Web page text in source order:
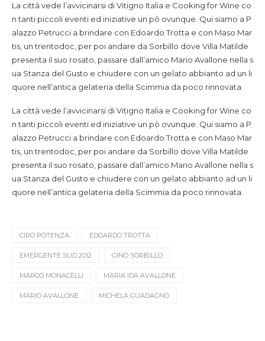
La città vede l’avvicinarsi di Vitigno Italia e Cooking for Wine co
n tanti piccoli eventi ed iniziative un pò ovunque. Qui siamo a P
alazzo Petrucci a brindare con Edoardo Trotta e con Maso Mar
tis, un trentodoc, per poi andare da Sorbillo dove Villa Matilde
presenta il suo rosato, passare dall’amico Mario Avallone nella s
ua Stanza del Gusto e chiudere con un gelato abbianto ad un li
quore nell’antica gelateria della Scimmia da poco rinnovata.
La città vede l’avvicinarsi di Vitigno Italia e Cooking for Wine co
n tanti piccoli eventi ed iniziative un pò ovunque. Qui siamo a P
alazzo Petrucci a brindare con Edoardo Trotta e con Maso Mar
tis, un trentodoc, per poi andare da Sorbillo dove Villa Matilde
presenta il suo rosato, passare dall’amico Mario Avallone nella s
ua Stanza del Gusto e chiudere con un gelato abbianto ad un li
quore nell’antica gelateria della Scimmia da poco rinnovata.
CIRO POTENZA EDOARDO TROTTA
EMERGENTE SUD 2012 GINO SORBILLO
MARCO MONACELLI MARIA IDA AVALLONE
MARIO AVALLONE MICHELA GUADAGNO